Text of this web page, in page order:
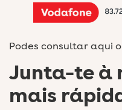
Podes consultar aqui o
Junta-te à
mais